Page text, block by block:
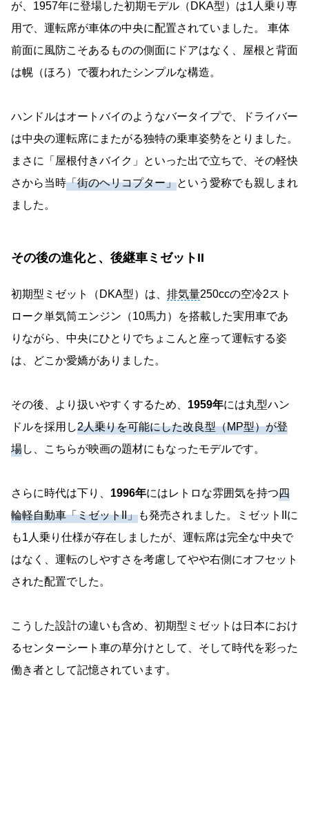
が、1957年に登場した初期モデル（DKA型）は1人乗り専
用で、運転席が車体の中央に配置されていました。 車体
前面に風防こそあるものの側面にドアはなく、屋根と背面
は幌（ほろ）で覆われたシンプルな構造。
ハンドルはオートバイのようなバータイプで、ドライバー
は中央の運転席にまたがる独特の乗車姿勢をとりました。
まさに「屋根付きバイク」といった出で立ちで、その軽快
さから当時「街のヘリコプター」という愛称でも親しまれ
ました。
その後の進化と、後継車ミゼットII
初期型ミゼット（DKA型）は、 排気量250ccの空冷2スト
ローク単気筒エンジン（10馬力）を搭載した実用車であ
りながら、中央にひとりでちょこんと座って運転する姿
は、どこか愛嬌がありました。
その後、より扱いやすくするため、 1959年には丸型ハン
ドルを採用し2人乗りを可能にした改良型（MP型）が登
場し、こちらが映画の題材にもなったモデルです。
さらに時代は下り、 1996年にはレトロな雰囲気を持つ四
輪軽自動車「ミゼットII」も発売されました。ミゼットIIに
も1人乗り仕様が存在しましたが、運転席は完全な中央で
はなく、運転のしやすさを考慮してやや右側にオフセット
された配置でした。
こうした設計の違いも含め、初期型ミゼットは日本におけ
るセンターシート車の草分けとして、そして時代を彩った
働き者として記憶されています。